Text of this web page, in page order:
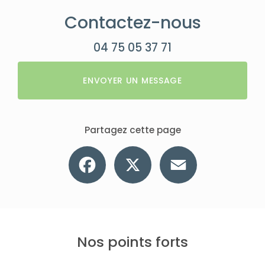
Contactez-nous
04 75 05 37 71
ENVOYER UN MESSAGE
Partagez cette page
Facebook
Nos points forts